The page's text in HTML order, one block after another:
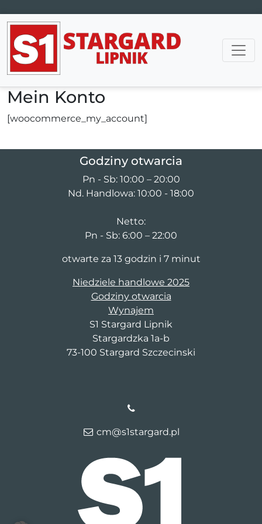
Main Navigation
Mein Konto
[woocommerce_my_account]
Godziny otwarcia
Pn - Sb: 10:00 – 20:00
Nd. Handlowa: 10:00 - 18:00
Netto:
Pn - Sb: 6:00 – 22:00
otwarte za 13 godzin i 7 minut
Niedziele handlowe 2025
Godziny otwarcia
Wynajem
S1 Stargard Lipnik
Stargardzka 1a-b
73-100 Stargard Szczecinski
cm@s1stargard.pl